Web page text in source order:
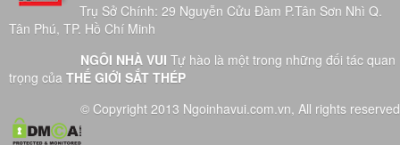
Trụ Sở Chính: 29 Nguyễn Cửu Đàm P.Tân Sơn Nhì Q.
Tân Phú, TP. Hồ Chí Minh
NGÔI NHÀ VUI Tự hào là một trong những đối tác quan
trọng của THẾ GIỚI SẮT THÉP
© Copyright 2013 Ngoinhavui.com.vn, All rights reserved